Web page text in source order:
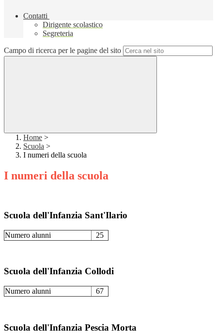
Contatti
Dirigente scolastico
Segreteria
Campo di ricerca per le pagine del sito
Home >
Scuola >
I numeri della scuola
I numeri della scuola
Scuola dell'Infanzia Sant'Ilario
Numero alunni 25
Scuola dell'Infanzia Collodi
Numero alunni 67
Scuola dell'Infanzia Pescia Morta